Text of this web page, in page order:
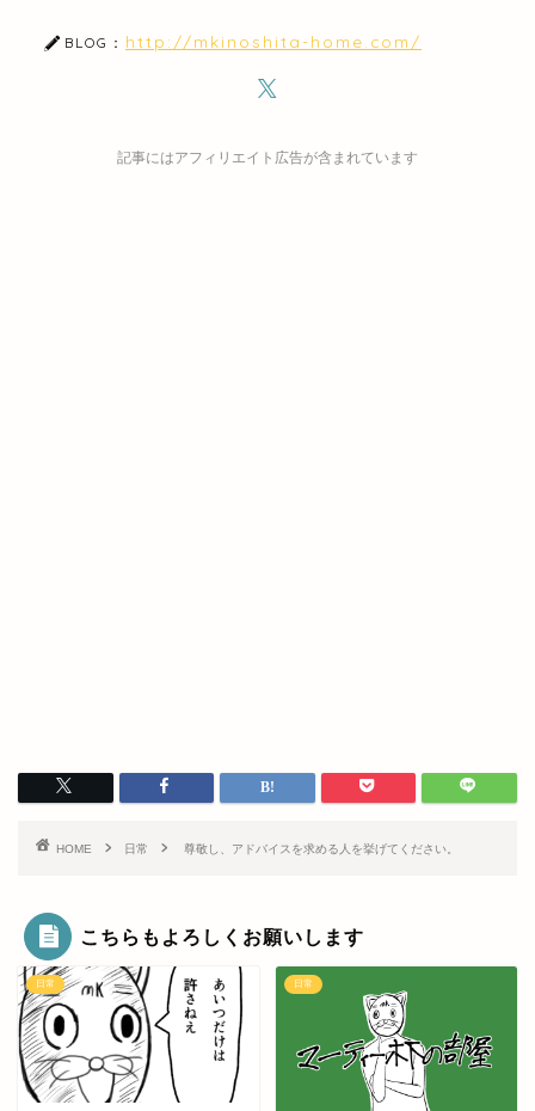
BLOG： http://mkinoshita-home.com/
記事にはアフィリエイト広告が含まれています
HOME 日常 尊敬し、アドバイスを求める人を挙げてください。
こちらもよろしくお願いします
日常 日常